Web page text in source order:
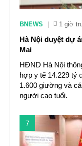
BNEWS 1 giờ
Hà Nội duyệt dự
Mai
HĐND Hà Nội
hợp y tế 14.229 tỷ
1.600 giường và
người cao tuổi.
7